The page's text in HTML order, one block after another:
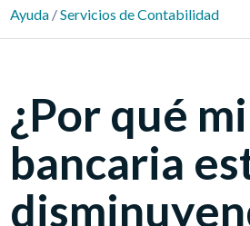
Ayuda /Servicios de Contabilidad
¿Por qué
bancaria